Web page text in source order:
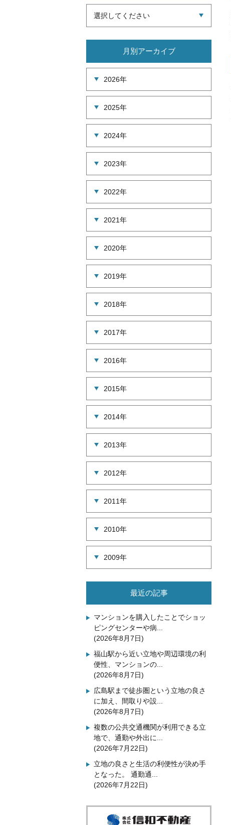
選択してください
月別アーカイブ
2026年
2025年
2024年
2023年
2022年
2021年
2020年
2019年
2018年
2017年
2016年
2015年
2014年
2013年
2012年
2011年
2010年
2009年
最近の記事
マンションを購入したことでショッ
ピングセンターや病...
(2026年8月7日)
福山駅から近い立地や周辺環境の利
便性、マンションの...
(2026年8月7日)
広島駅まで徒歩圏という立地の良さ
に加え、間取りや設...
(2026年8月7日)
複数の公共交通機関が利用できる立
地で、通勤や外出に...
(2026年7月22日)
立地の良さと生活の利便性が決め手
となった。 通勤通...
(2026年7月22日)